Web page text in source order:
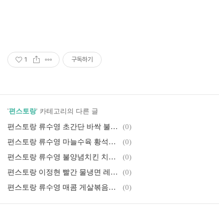
1 구독하기
'편스토랑' 카테고리의 다른 글
편스토랑 류수영 초간단 바싹 불고기와 더덕무침 황금레시피
(0)
편스토랑 류수영 마늘수육 황석어젓 수정과 냄비바베큐 황금레시피
(0)
편스토랑 류수영 불양념치킨 치밥 만원치킨 레시피
(0)
편스토랑 이정현 빨간 물냉면 레시피 여름메뉴추천
(0)
편스토랑 류수영 매콤 게살볶음밥(화산볶음밥) 계란구름 한끼메뉴 레시피
(0)